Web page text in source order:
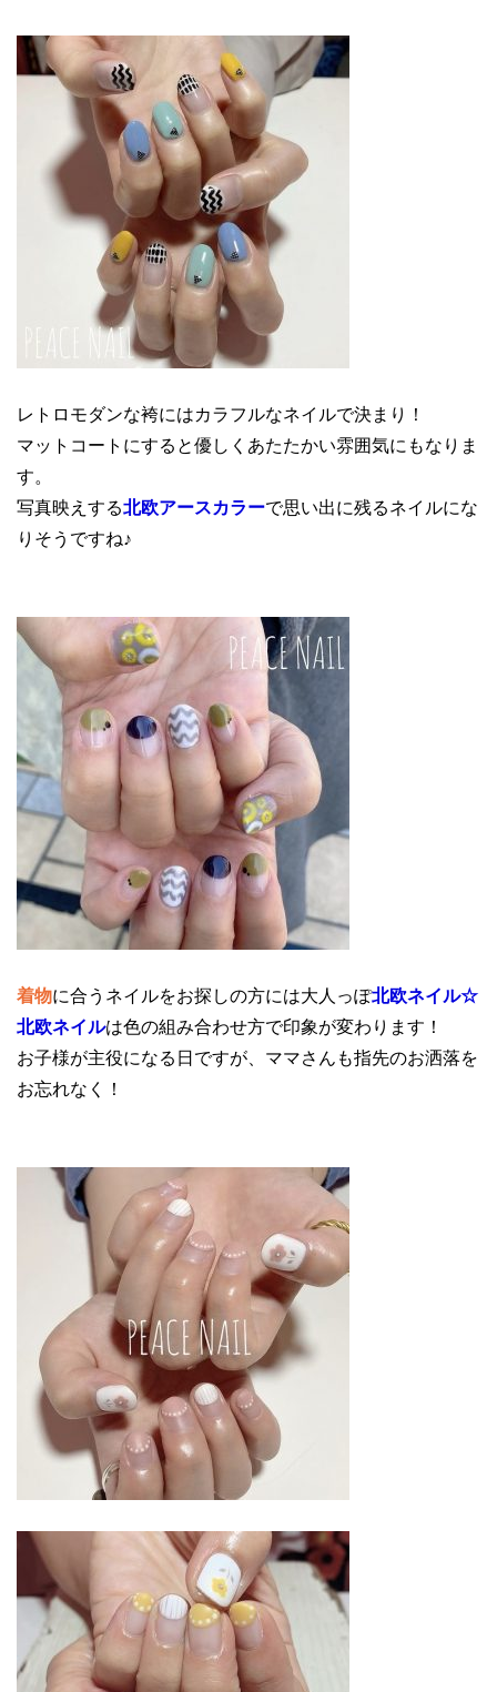
レトロモダンな袴にはカラフルなネイルで決まり！
マットコートにすると優しくあたたかい雰囲気にもなりま
す。
写真映えする北欧アースカラーで思い出に残るネイルにな
りそうですね♪
着物に合うネイルをお探しの方には大人っぽ北欧ネイル☆
北欧ネイルは色の組み合わせ方で印象が変わります！
お子様が主役になる日ですが、ママさんも指先のお洒落を
お忘れなく！